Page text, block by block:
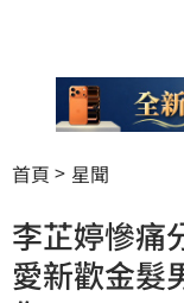
首頁 星聞
李芷婷慘痛
愛新歡金